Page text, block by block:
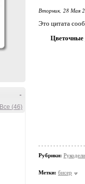
-
Все (46)
Вторник, 28 Мая
Это цитата
Цветочные
Рубрики:
Метки: бисер